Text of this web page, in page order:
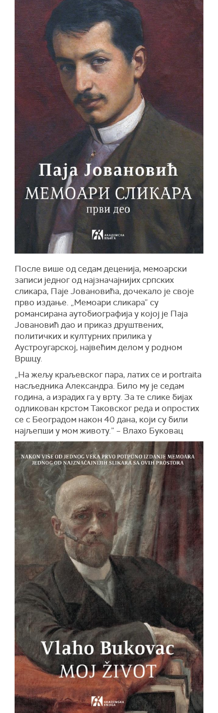
После више од седам деценија, мемоарски
записи једног од најзначајнијих српских
сликара, Паје Јовановића, дочекало је своје
прво издање. „Мемоари сликара” су
романсирана аутобиографија у којој је Паја
Јовановић дао и приказ друштвених,
политичких и културних прилика у
Аустроугарској, највећим делом у родном
Вршцу.
„На жељу краљевског пара, латих се и portraita
насљедника Александра. Било му је седам
година, а израдих га у врту. За те слике бијах
одликован крстом Таковског реда и опростих
се с Београдом након 40 дана, који су били
најљепши у мом животу.” – Влахо Буковац